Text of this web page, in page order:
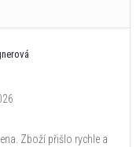
Zboží přišlo rychle a